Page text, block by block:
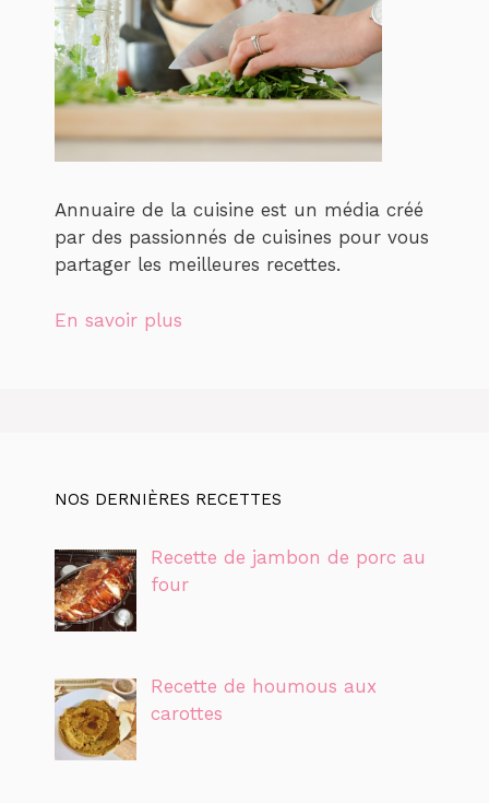
Annuaire de la cuisine est un média créé
par des passionnés de cuisines pour vous
partager les meilleures recettes.
En savoir plus
NOS DERNIÈRES RECETTES
Recette de jambon de porc au
four
Recette de houmous aux
carottes